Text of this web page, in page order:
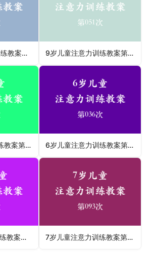
10岁儿童注意力训练教案第079次 共96次 9岁儿童注意力训练教案第051次 共96次
5岁儿童注意力训练教案第066次 共96次 6岁儿童注意力训练教案第036次 共96次
11岁儿童注意力训练教案第062次 共96次 7岁儿童注意力训练教案第093次 共96次